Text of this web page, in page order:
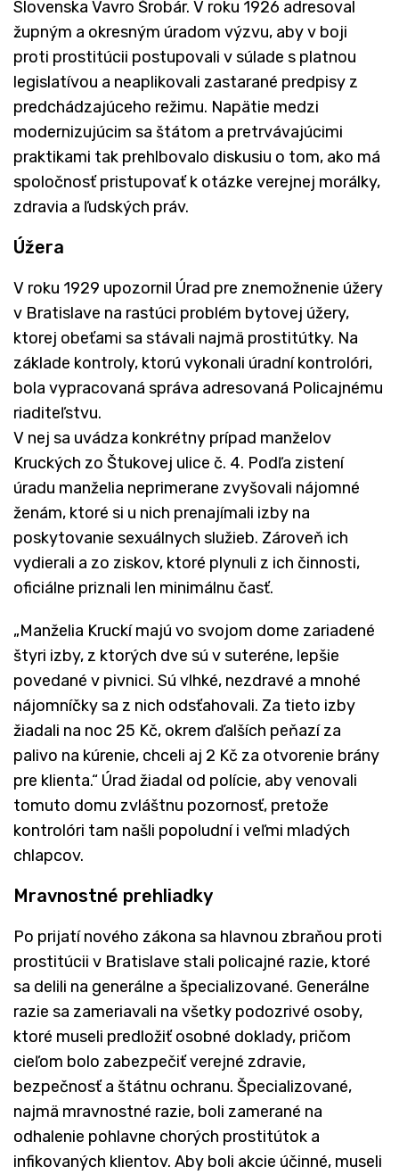
Slovenska Vavro Šrobár. V roku 1926 adresoval
župným a okresným úradom výzvu, aby v boji
proti prostitúcii postupovali v súlade s platnou
legislatívou a neaplikovali zastarané predpisy z
predchádzajúceho režimu. Napätie medzi
modernizujúcim sa štátom a pretrvávajúcimi
praktikami tak prehlbovalo diskusiu o tom, ako má
spoločnosť pristupovať k otázke verejnej morálky,
zdravia a ľudských práv.
Úžera
V roku 1929 upozornil Úrad pre znemožnenie úžery
v Bratislave na rastúci problém bytovej úžery,
ktorej obeťami sa stávali najmä prostitútky. Na
základe kontroly, ktorú vykonali úradní kontrolóri,
bola vypracovaná správa adresovaná Policajnému
riaditeľstvu.
V nej sa uvádza konkrétny prípad manželov
Kruckých zo Štukovej ulice č. 4. Podľa zistení
úradu manželia neprimerane zvyšovali nájomné
ženám, ktoré si u nich prenajímali izby na
poskytovanie sexuálnych služieb. Zároveň ich
vydierali a zo ziskov, ktoré plynuli z ich činnosti,
oficiálne priznali len minimálnu časť.
„Manželia Kruckí majú vo svojom dome zariadené
štyri izby, z ktorých dve sú v suteréne, lepšie
povedané v pivnici. Sú vlhké, nezdravé a mnohé
nájomníčky sa z nich odsťahovali. Za tieto izby
žiadali na noc 25 Kč, okrem ďalších peňazí za
palivo na kúrenie, chceli aj 2 Kč za otvorenie brány
pre klienta.“ Úrad žiadal od polície, aby venovali
tomuto domu zvláštnu pozornosť, pretože
kontrolóri tam našli popoludní i veľmi mladých
chlapcov.
Mravnostné prehliadky
Po prijatí nového zákona sa hlavnou zbraňou proti
prostitúcii v Bratislave stali policajné razie, ktoré
sa delili na generálne a špecializované. Generálne
razie sa zameriavali na všetky podozrivé osoby,
ktoré museli predložiť osobné doklady, pričom
cieľom bolo zabezpečiť verejné zdravie,
bezpečnosť a štátnu ochranu. Špecializované,
najmä mravnostné razie, boli zamerané na
odhalenie pohlavne chorých prostitútok a
infikovaných klientov. Aby boli akcie účinné, museli